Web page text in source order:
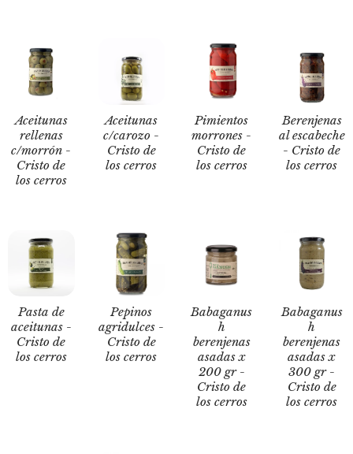
Aceitunas
rellenas
c/morrón -
Cristo de
los cerros
Aceitunas
c/carozo -
Cristo de
los cerros
Pimientos
morrones -
Cristo de
los cerros
Berenjenas
al escabeche
- Cristo de
los cerros
Pasta de
aceitunas -
Cristo de
los cerros
Pepinos
agridulces -
Cristo de
los cerros
Babaganus
h
berenjenas
asadas x
200 gr -
Cristo de
los cerros
Babaganus
h
berenjenas
asadas x
300 gr -
Cristo de
los cerros